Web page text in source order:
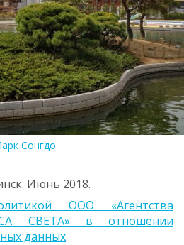
Сонгдо
Июнь 2018.
ООО «Агентства
СВЕТА» в отношении
данных.